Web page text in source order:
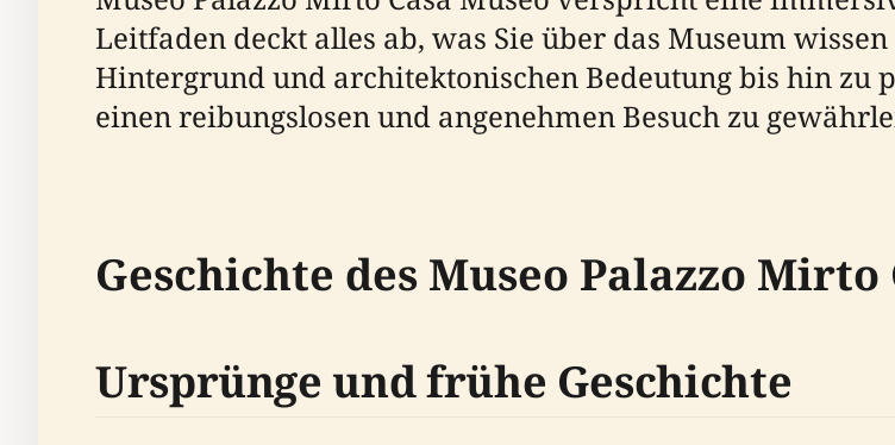
Leitfaden deckt alles ab, was Sie über das Museum
Hintergrund und architektonischen Bedeutung bis hin zu
einen reibungslosen und angenehmen Besuch zu
Geschichte des Museo Palazzo Mirto
Ursprünge und frühe Geschichte